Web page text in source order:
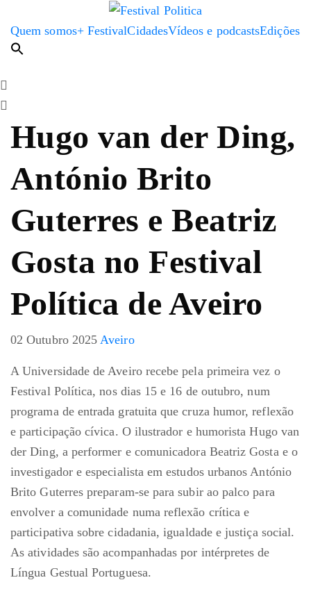
Quem somos+ FestivalCidadesVídeos e podcastsEdições
Hugo van der Ding,
António Brito
Guterres e Beatriz
Gosta no Festival
Política de Aveiro
02 Outubro 2025 Aveiro
A Universidade de Aveiro recebe pela primeira vez o
Festival Política, nos dias 15 e 16 de outubro, num
programa de entrada gratuita que cruza humor, reflexão
e participação cívica. O ilustrador e humorista Hugo van
der Ding, a performer e comunicadora Beatriz Gosta e o
investigador e especialista em estudos urbanos António
Brito Guterres preparam-se para subir ao palco para
envolver a comunidade numa reflexão crítica e
participativa sobre cidadania, igualdade e justiça social.
As atividades são acompanhadas por intérpretes de
Língua Gestual Portuguesa.